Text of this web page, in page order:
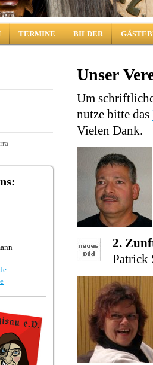
TERMINE BILDER
Unser
Um
nutze bitte das
Vielen Dank.
2.
Patrick